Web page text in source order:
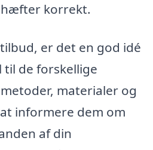
korrekt.
er det en god idé
til de forskellige
materialer og
informere dem om
af din